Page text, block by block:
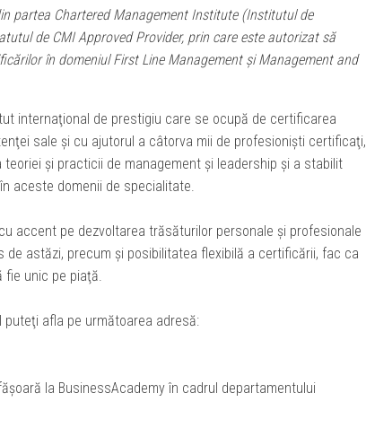
partea Chartered Management Institute (Institutul de
de CMI Approved Provider, prin care este autorizat să
în domeniul First Line Management şi Management and
internaţional de prestigiu care se ocupă de certificarea
sale şi cu ajutorul a câtorva mii de profesionişti certificaţi,
şi practicii de management şi leadership şi a stabilit
aceste domenii de specialitate.
accent pe dezvoltarea trăsăturilor personale şi profesionale
astăzi, precum şi posibilitatea flexibilă a certificării, fac ca
fie unic pe piaţă.
puteţi afla pe următoarea adresă:
la BusinessAcademy în cadrul departamentului